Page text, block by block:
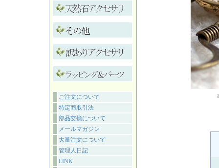
ご注文について
特定商取引法
部品交換について
メールマガジン
大量注文について
管理人日記
LINK